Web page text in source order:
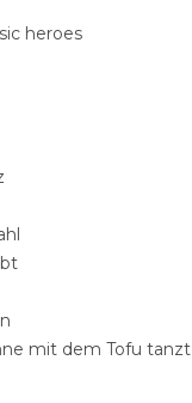
heroes
mit dem Tofu tanzt